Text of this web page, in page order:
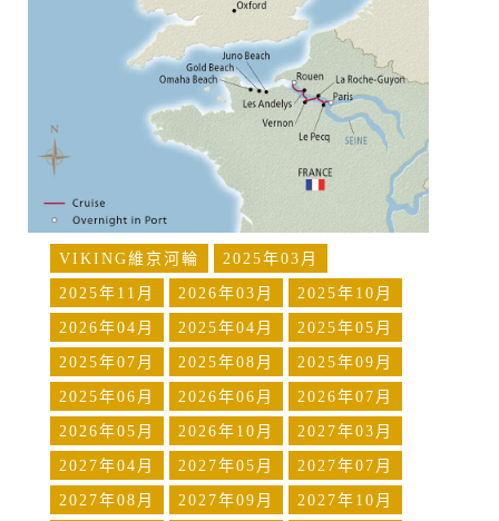
VIKING維京河輪
2025年03月
2025年11月
2026年03月
2025年10月
2026年04月
2025年04月
2025年05月
2025年07月
2025年08月
2025年09月
2025年06月
2026年06月
2026年07月
2026年05月
2026年10月
2027年03月
2027年04月
2027年05月
2027年07月
2027年08月
2027年09月
2027年10月